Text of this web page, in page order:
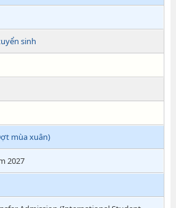
sinh
mùa xuân)
2027